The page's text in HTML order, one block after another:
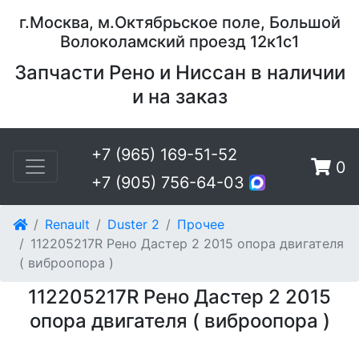
г.Москва, м.Октябрьское поле, Большой
Волоколамский проезд 12к1с1
Запчасти Рено и Ниссан в наличии
и на заказ
+7 (965) 169-51-52
+7 (905) 756-64-03
0
Renault Duster 2
Прочее
112205217R Рено Дастер 2 2015 опора двигателя
( вибpоoпopа )
112205217R Рено Дастер 2 2015
опора двигателя ( вибpоoпopа )